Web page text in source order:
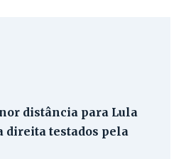
distância para Lula
direita testados pela